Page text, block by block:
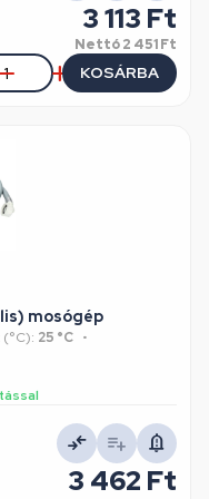
3 113 Ft
Nettó2 451 Ft
KOSÁRBA
mosógép
25 °C
3 462 Ft